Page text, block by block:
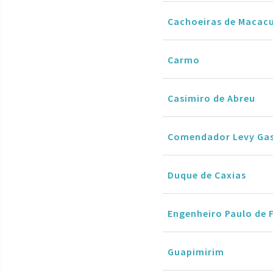
Cachoeiras de Macacu
Carmo
Casimiro de Abreu
Comendador Levy
Duque de Caxias
Engenheiro Paulo de
Guapimirim